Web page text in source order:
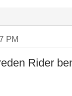
PM
Rider